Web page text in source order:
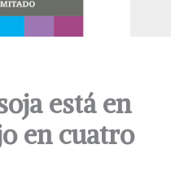
está en
en cuatro